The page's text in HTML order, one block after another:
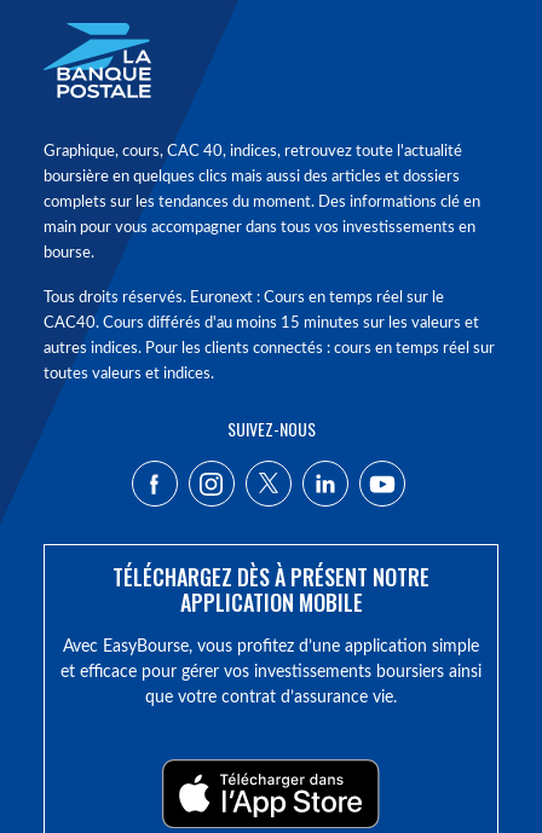
Graphique, cours, CAC 40, indices, retrouvez toute l'actualité
boursière en quelques clics mais aussi des articles et dossiers
complets sur les tendances du moment. Des informations clé en
main pour vous accompagner dans tous vos investissements en
bourse.
Tous droits réservés. Euronext : Cours en temps réel sur le
CAC40. Cours différés d'au moins 15 minutes sur les valeurs et
autres indices. Pour les clients connectés : cours en temps réel sur
toutes valeurs et indices.
SUIVEZ-NOUS
TÉLÉCHARGEZ DÈS À PRÉSENT NOTRE
APPLICATION MOBILE
Avec EasyBourse, vous profitez d’une application simple
et efficace pour gérer vos investissements boursiers ainsi
que votre contrat d’assurance vie.